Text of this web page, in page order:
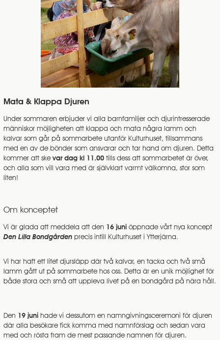
Mata & Klappa Djuren
Under sommaren erbjuder vi alla barnfamiljer och djurintresserade
människor möjligheten att klappa och mata några lamm och
kalvar som går på sommarbete utanför Kulturhuset, tillsammans
med en av de bönder som ansvarar och tar hand om djuren. Detta
kommer att skevar dag kl 11.00 tills dess att sommarbetet är över,
och alla som vill vara med är självklart varmt välkomna, stor som
liten!
Om konceptet
Vi är glada att meddela att den 16 juni öppnade vårt nya koncept
Den Lilla Bondgården precis intill Kulturhuset i Ytterjärna.
Vi har haft ett litet djursläpp där två kalvar, en tacka och två små
lamm gått ut på sommarbete hos oss. Detta är en unik möjlighet för
både stora och små att uppleva livet på en bondgård på nära håll.
Den 19 juni hade vi dessutom en namngivningsceremoni för djuren
där alla besökare fick komma med namnförslag och sedan vara
med och rösta fram de mest passande namnen för djuren.